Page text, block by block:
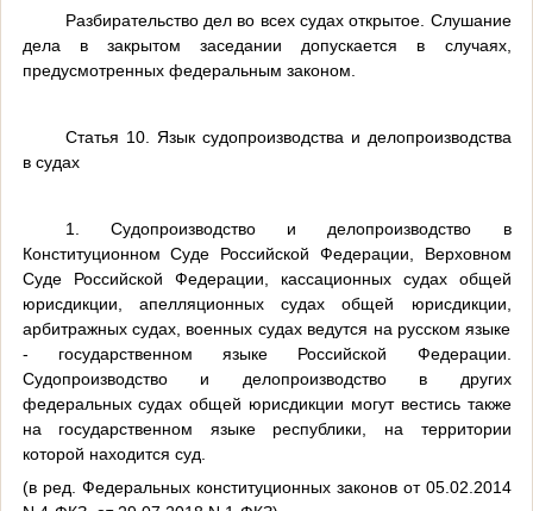
Разбирательство дел во всех судах открытое. Слушание
дела в закрытом заседании допускается в случаях,
предусмотренных федеральным законом.
Статья 10. Язык судопроизводства и делопроизводства
в судах
1. Судопроизводство и делопроизводство в
Конституционном Суде Российской Федерации, Верховном
Суде Российской Федерации, кассационных судах общей
юрисдикции, апелляционных судах общей юрисдикции,
арбитражных судах, военных судах ведутся на русском языке
- государственном языке Российской Федерации.
Судопроизводство и делопроизводство в других
федеральных судах общей юрисдикции могут вестись также
на государственном языке республики, на территории
которой находится суд.
(в ред. Федеральных конституционных законов от 05.02.2014